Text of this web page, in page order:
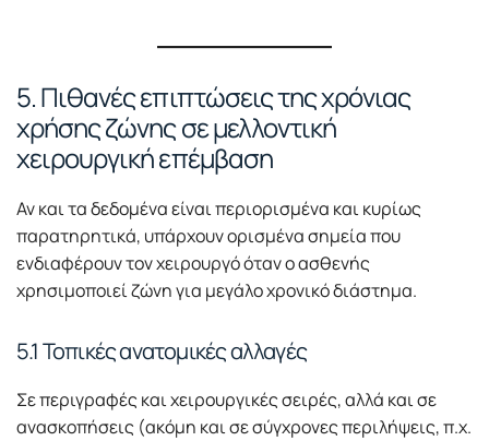
5. Πιθανές επιπτώσεις της χρόνιας
χρήσης ζώνης σε μελλοντική
χειρουργική επέμβαση
Αν και τα δεδομένα είναι περιορισμένα και κυρίως
παρατηρητικά, υπάρχουν ορισμένα σημεία που
ενδιαφέρουν τον χειρουργό όταν ο ασθενής
χρησιμοποιεί ζώνη για μεγάλο χρονικό διάστημα.
5.1 Τοπικές ανατομικές αλλαγές
Σε περιγραφές και χειρουργικές σειρές, αλλά και σε
ανασκοπήσεις (ακόμη και σε σύγχρονες περιλήψεις, π.χ.